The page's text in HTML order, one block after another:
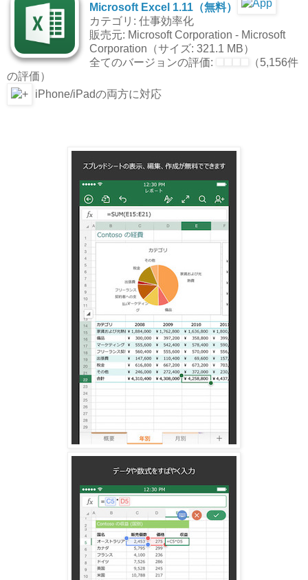
Microsoft Excel 1.11（無料）
カテゴリ: 仕事効率化
販売元: Microsoft Corporation - Microsoft
Corporation（サイズ: 321.1 MB）
全てのバージョンの評価:
（5,156件
の評価）
iPhone/iPadの両方に対応